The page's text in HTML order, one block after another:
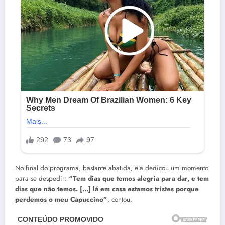
No final do programa, bastante abatida, ela dedicou um momento
para se despedir: “Tem dias que temos alegria para dar, e tem
dias que não temos. […] lá em casa estamos tristes porque
perdemos o meu Capuccino”, contou.